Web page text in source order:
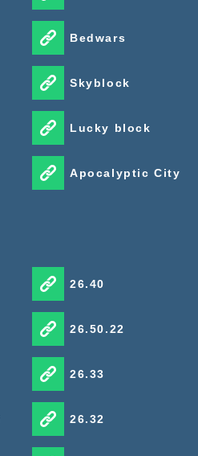
Bedwars
Skyblock
Lucky block
Apocalyptic City
26.40
26.50.22
26.33
26.32